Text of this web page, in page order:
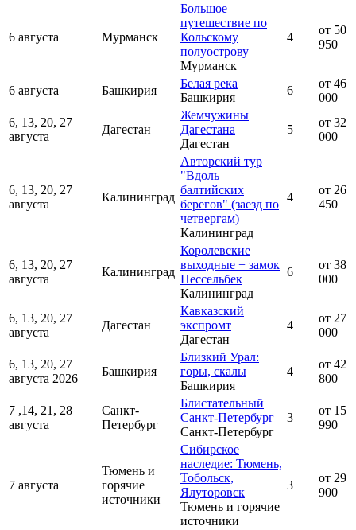
6 августа Мурманск
Большое
путешествие по
Кольскому
полуострову
Мурманск
4
от 50
950
6 августа Башкирия
Белая река
Башкирия
6
от 46
000
6, 13, 20, 27
августа
Дагестан
Жемчужины
Дагестана
Дагестан
5
от 32
000
6, 13, 20, 27
августа
Калининград
Авторский тур
"Вдоль
балтийских
берегов" (заезд по
четвергам)
Калининград
4
от 26
450
6, 13, 20, 27
августа
Калининград
Королевские
выходные + замок
Нессельбек
Калининград
6
от 38
000
6, 13, 20, 27
августа
Дагестан
Кавказский
экспромт
Дагестан
4
от 27
000
6, 13, 20, 27
августа 2026
Башкирия
Близкий Урал:
горы, скалы
Башкирия
4
от 42
800
7 ,14, 21, 28
августа
Санкт-
Петербург
Блистательный
Санкт-Петербург
Санкт-Петербург
3
от 15
990
7 августа
Тюмень и
горячие
источники
Сибирское
наследие: Тюмень,
Тобольск,
Ялуторовск
Тюмень и горячие
источники
3
от 29
900